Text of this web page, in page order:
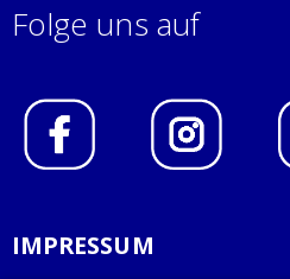
Folge uns auf
IMPRESSUM